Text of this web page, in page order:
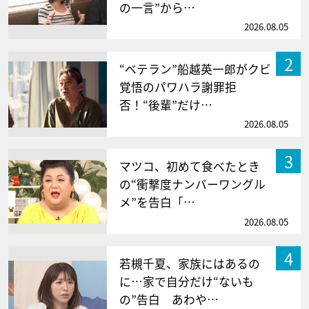
の一言”から…
2026.08.05
2
“ベテラン”船越英一郎がクビ
覚悟のパワハラ謝罪拒
否！“後輩”だけ…
2026.08.05
3
マツコ、初めて食べたとき
の“衝撃度ナンバーワングル
メ”を告白「…
2026.08.05
4
若槻千夏、家族にはあるの
に…家で自分だけ“ないも
の”告白 あわや…